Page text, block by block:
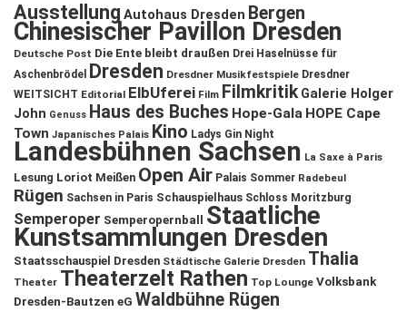
Ausstellung Autohaus Dresden Bergen
Chinesischer Pavillon Dresden
Deutsche Post Die Ente bleibt draußen Drei Haselnüsse für
Aschenbrödel
Dresden Dresdner Musikfestspiele Dresdner
WEITSICHT Editorial ElbUferei Film Filmkritik Galerie Holger
John Genuss Haus des Buches Hope-Gala HOPE Cape
Town Japanisches Palais Kino Ladys Gin Night
Landesbühnen Sachsen La Saxe à Paris
Lesung Loriot Meißen Open Air Palais Sommer Radebeul
Rügen Sachsen in Paris Schauspielhaus Schloss Moritzburg
Semperoper Semperopernball Staatliche
Kunstsammlungen Dresden
Staatsschauspiel Dresden Städtische Galerie Dresden Thalia
Theater Theaterzelt Rathen Top Lounge Volksbank
Dresden-Bautzen eG Waldbühne Rügen